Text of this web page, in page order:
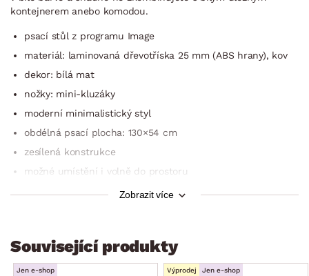
kontejnerem anebo komodou.
psací stůl z programu Image
materiál: laminovaná dřevotříska 25 mm (ABS hrany), kov
dekor: bílá mat
nožky: mini-kluzáky
moderní minimalistický styl
obdélná psací plocha: 130×54 cm
zesílená konstrukce
možné umístění i volně do prostoru
bez vyobrazeného úložného kontejneru (k zakoupení
Zobrazit více
Související produkty
Jen e-shop Výprodej Jen e-shop